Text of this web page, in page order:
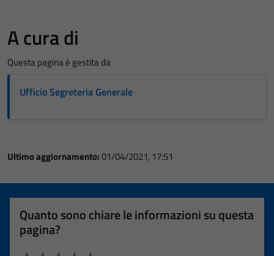
A cura di
Questa pagina è gestita da
Ufficio Segreteria Generale
Ultimo aggiornamento:01/04/2021, 17:51
Quanto sono chiare le informazioni su questa
pagina?